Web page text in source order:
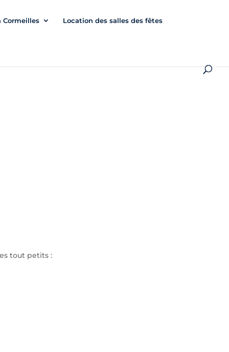
Cormeilles Location des salles des fêtes
tout petits :